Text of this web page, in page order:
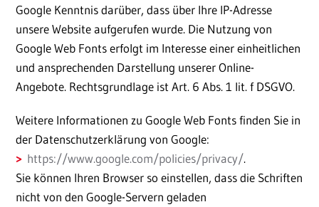
Google Kenntnis darüber, dass über Ihre IP-Adresse
unsere Website aufgerufen wurde. Die Nutzung von
Google Web Fonts erfolgt im Interesse einer einheitlichen
und ansprechenden Darstellung unserer Online-
Angebote. Rechtsgrundlage ist Art. 6 Abs. 1 lit. f DSGVO.
Weitere Informationen zu Google Web Fonts finden Sie in
der Datenschutzerklärung von Google:
https://www.google.com/policies/privacy/.
Sie können Ihren Browser so einstellen, dass die Schriften
nicht von den Google-Servern geladen